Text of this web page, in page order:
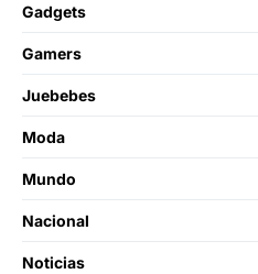
Gadgets
Gamers
Juebebes
Moda
Mundo
Nacional
Noticias